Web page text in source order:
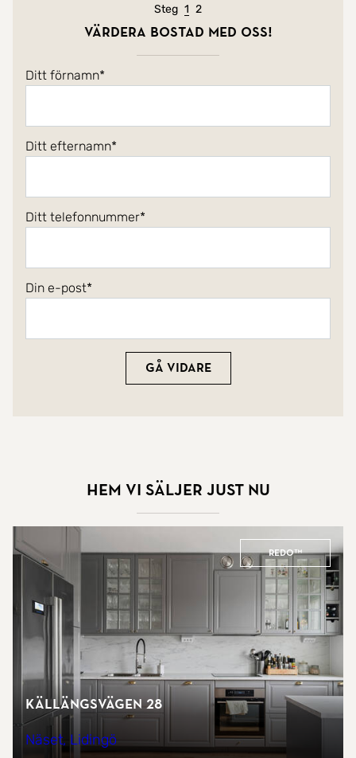
Steg Nuvarande steg
1 2
Värdera bostad med oss!
Ditt förnamn
Ditt efternamn
Ditt telefonnummer
Din e-post
Gå vidare
Hem vi säljer just nu
REDO™
Källängsvägen 28
Näset, Lidingö